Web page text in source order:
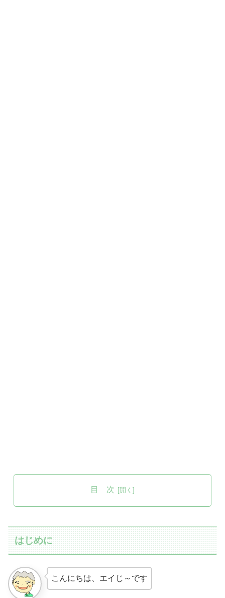
目 次
はじめに
こんにちは、エイじ～です